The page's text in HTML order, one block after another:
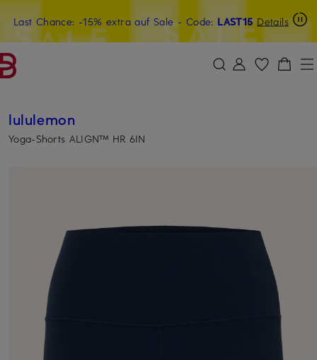
ZUM HAUPTINHALT ÜBERSPRINGEN ZUM SUCHFELD ÜBERSPRINGEN
Last Chance: -15% extra auf Sale- Code: LAST15 Details
15€-Willkommensgutschein mit Beyond sichern
lululemon
Yoga-Shorts ALIGN™ HR 6IN